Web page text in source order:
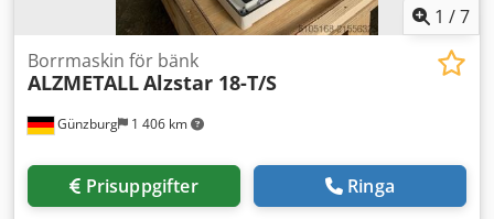
1 /7
Günzburg 1 406 km
Borrmaskin för bänk
ALZMETALLAlzstar 18-T/S
Prisuppgifter Ringa